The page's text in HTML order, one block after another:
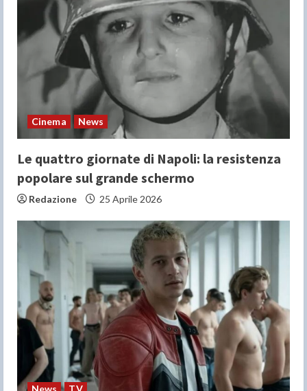
Cinema News
Le quattro giornate di Napoli: la resistenza
popolare sul grande schermo
Redazione 25 Aprile 2026
News TV